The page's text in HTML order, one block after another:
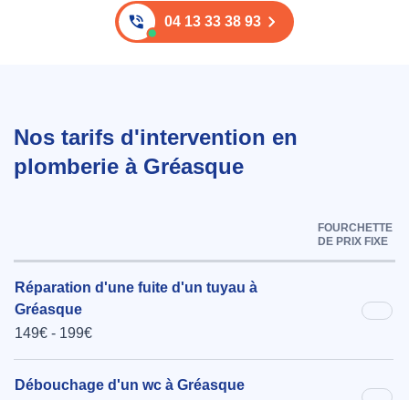
04 13 33 38 93
Nos tarifs d'intervention en
plomberie à Gréasque
FOURCHETTE
DE PRIX FIXE
Réparation d'une fuite d'un tuyau à
Gréasque
149€ - 199€
Débouchage d'un wc à Gréasque